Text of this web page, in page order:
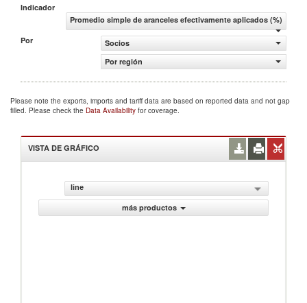
Indicador
Promedio simple de aranceles efectivamente aplicados (%)
Por
Socios
Por región
Please note the exports, imports and tariff data are based on reported data and not gap
filled. Please check the Data Availability for coverage.
VISTA DE GRÁFICO
line
más productos